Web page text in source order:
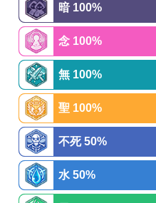
暗 100%
念 100%
無 100%
聖 100%
不死 50%
水 50%